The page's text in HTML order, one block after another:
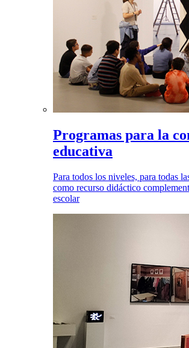
Programas para la
educativa
Para todos los niveles, para todas
como recurso didáctico
escolar